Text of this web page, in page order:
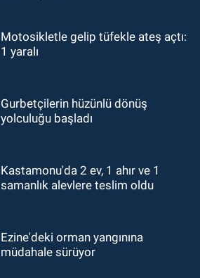
Motosikletle gelip tüfekle ateş açtı:
1 yaralı
Gurbetçilerin hüzünlü dönüş
yolculuğu başladı
Kastamonu'da 2 ev, 1 ahır ve 1
samanlık alevlere teslim oldu
Ezine'deki orman yangınına
müdahale sürüyor